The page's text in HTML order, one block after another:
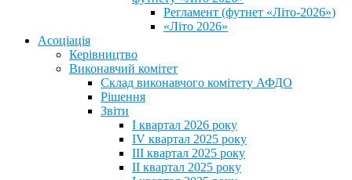
Регламент (футнет «Літо-2026»)
«Літо 2026»
Асоціація
Керівництво
Виконавчий комітет
Склад виконавчого комітету АФДО
Рішення
Звіти
I квартал 2026 року
IV квартал 2025 року
III квартал 2025 року
II квартал 2025 року